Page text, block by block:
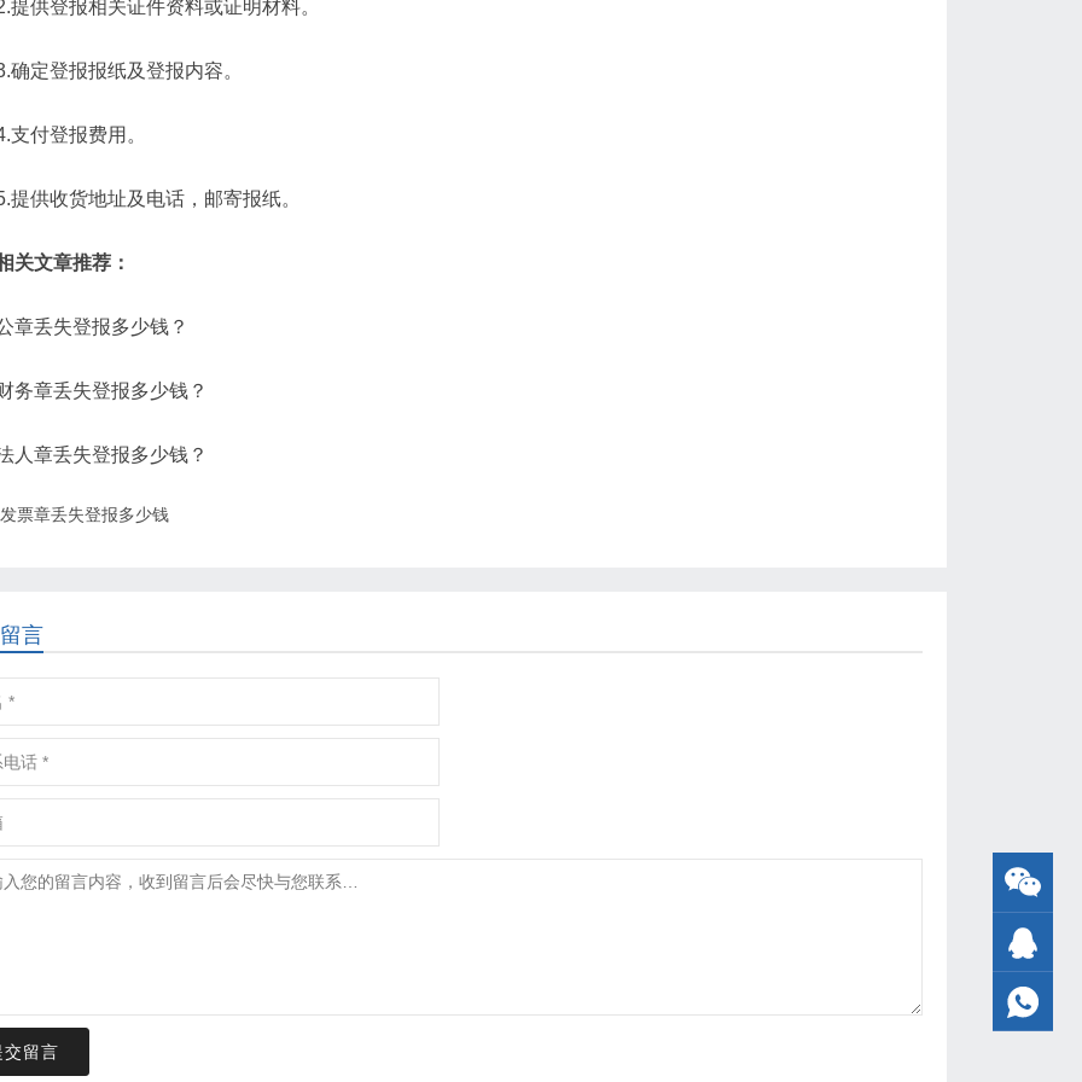
提供登报相关证件资料或证明材料。
确定登报报纸及登报内容。
支付登报费用。
提供收货地址及电话，邮寄报纸。
关文章推荐：
章丢失登报多少钱？
务章丢失登报多少钱？
人章丢失登报多少钱？
发票章丢失登报多少钱
言
交留言